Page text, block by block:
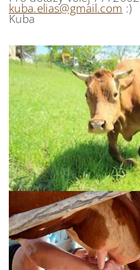
kuba.elias@gmail.com :)
Kuba